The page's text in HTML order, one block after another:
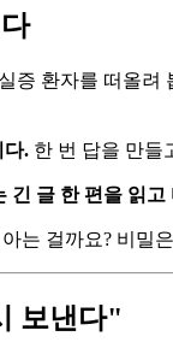
증 환자를 떠올
다. 한 번 답을 만들
긴 글 한 편을 읽고
는 걸까요? 비밀
보낸다"